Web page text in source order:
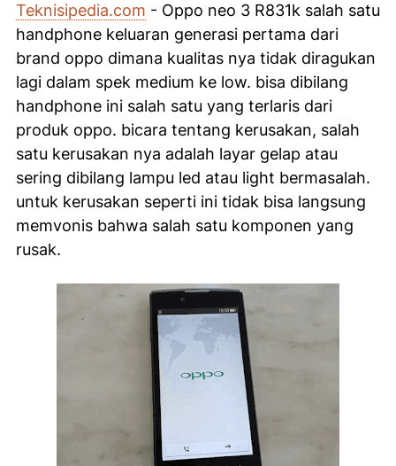
Teknisipedia.com - Oppo neo 3 R831k salah satu
handphone keluaran generasi pertama dari
brand oppo dimana kualitas nya tidak diragukan
lagi dalam spek medium ke low. bisa dibilang
handphone ini salah satu yang terlaris dari
produk oppo. bicara tentang kerusakan, salah
satu kerusakan nya adalah layar gelap atau
sering dibilang lampu led atau light bermasalah.
untuk kerusakan seperti ini tidak bisa langsung
memvonis bahwa salah satu komponen yang
rusak.